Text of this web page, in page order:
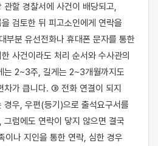
할 경찰서에 사건이 배당되고,
검토한 뒤 피고소인에게 연락을
부분 유선전화나 휴대폰 문자를 통한
사건이라도 처리 순서와 수사관의
는 2~3주, 길게는 2~3개월까지도
차가 큽니다. ③ 전화 연결이 되지
경우, 우편(등기)으로 출석요구서를
그럼에도 연락이 닿지 않으면 결국
이나 지인을 통한 연락, 심한 경우